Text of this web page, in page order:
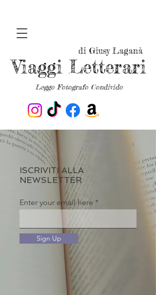
Leggo Fotografo Condivido
Viaggi Letterari
di Giusy Laganà
ISCRIVITI ALLA
NEWSLETTER
Enter your email here
Sign Up